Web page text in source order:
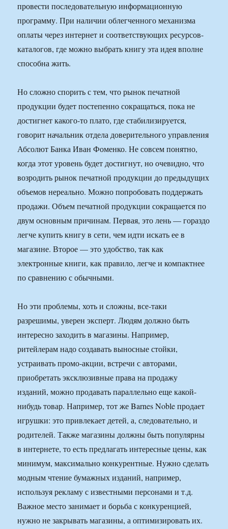
провести последовательную информационную
программу. При наличии облегченного механизма
оплаты через интернет и соответствующих ресурсов-
каталогов, где можно выбрать книгу эта идея вполне
способна жить.
Но сложно спорить с тем, что рынок печатной
продукции будет постепенно сокращаться, пока не
достигнет какого-то плато, где стабилизируется,
говорит начальник отдела доверительного управления
Абсолют Банка Иван Фоменко. Не совсем понятно,
когда этот уровень будет достигнут, но очевидно, что
возродить рынок печатной продукции до предыдущих
объемов нереально. Можно попробовать поддержать
продажи. Объем печатной продукции сокращается по
двум основным причинам. Первая, это лень — гораздо
легче купить книгу в сети, чем идти искать ее в
магазине. Второе — это удобство, так как
электронные книги, как правило, легче и компактнее
по сравнению с обычными.
Но эти проблемы, хоть и сложны, все-таки
разрешимы, уверен эксперт. Людям должно быть
интересно заходить в магазины. Например,
ритейлерам надо создавать выносные стойки,
устраивать промо-акции, встречи с авторами,
приобретать эксклюзивные права на продажу
изданий, можно продавать параллельно еще какой-
нибудь товар. Например, тот же Barnes Noble продает
игрушки: это привлекает детей, а, следовательно, и
родителей. Также магазины должны быть популярны
в интернете, то есть предлагать интересные цены, как
минимум, максимально конкурентные. Нужно сделать
модным чтение бумажных изданий, например,
используя рекламу с известными персонами и т.д.
Важное место занимает и борьба с конкуренцией,
нужно не закрывать магазины, а оптимизировать их.